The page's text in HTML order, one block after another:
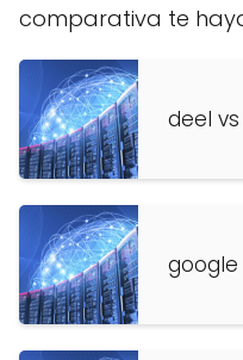
comparativa te
deel